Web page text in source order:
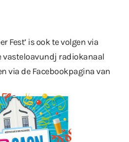
Fest’ is ook te volgen via
vasteloavundj radiokanaal
via de Facebookpagina van